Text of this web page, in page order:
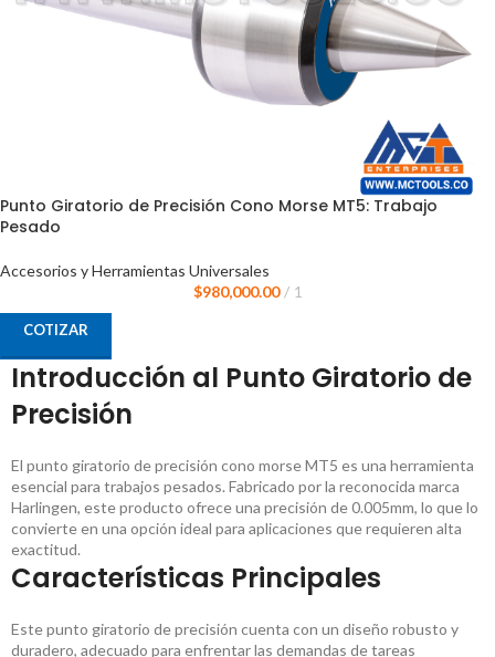
Punto Giratorio de Precisión Cono Morse MT5: Trabajo
Pesado
Accesorios y Herramientas Universales
$980,000.00 1
COTIZAR
Introducción al Punto Giratorio de
Precisión
El punto giratorio de precisión cono morse MT5 es una herramienta
esencial para trabajos pesados. Fabricado por la reconocida marca
Harlingen, este producto ofrece una precisión de 0.005mm, lo que lo
convierte en una opción ideal para aplicaciones que requieren alta
exactitud.
Características Principales
Este punto giratorio de precisión cuenta con un diseño robusto y
duradero, adecuado para enfrentar las demandas de tareas